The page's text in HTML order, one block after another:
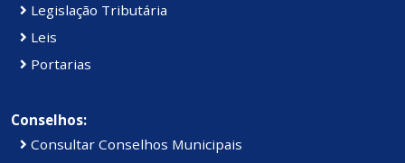
Legislação Tributária
Leis
Portarias
Conselhos:
Consultar Conselhos Municipais